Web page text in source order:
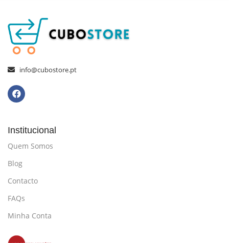
info@cubostore.pt
Institucional
Quem Somos
Blog
Contacto
FAQs
Minha Conta